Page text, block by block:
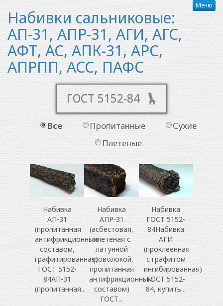
Меню
Набивки сальниковые:
АП-31, АПР-31, АГИ, АГС,
АФТ, АС, АПК-31, АРС,
АПРПП, АСС, ПАФС
ГОСТ 5152-84
Вcе Пропитанные
Сухие
Плетеные
Набивка
АП-31
(пропитанная
антифрикционным
составом,
графитированная)
ГОСТ 5152-
84АП-31
(пропитанная...
Набивка
АПР-31
(асбестовая,
плетеная с
латунной
проволокой,
пропитанная
антифрикционным
составом)
ГОСТ...
Набивка
ГОСТ 5152-
84Набивка
АГИ
(проклеенная
с графитом
ингибированная)
ГОСТ 5152-
84, купить...